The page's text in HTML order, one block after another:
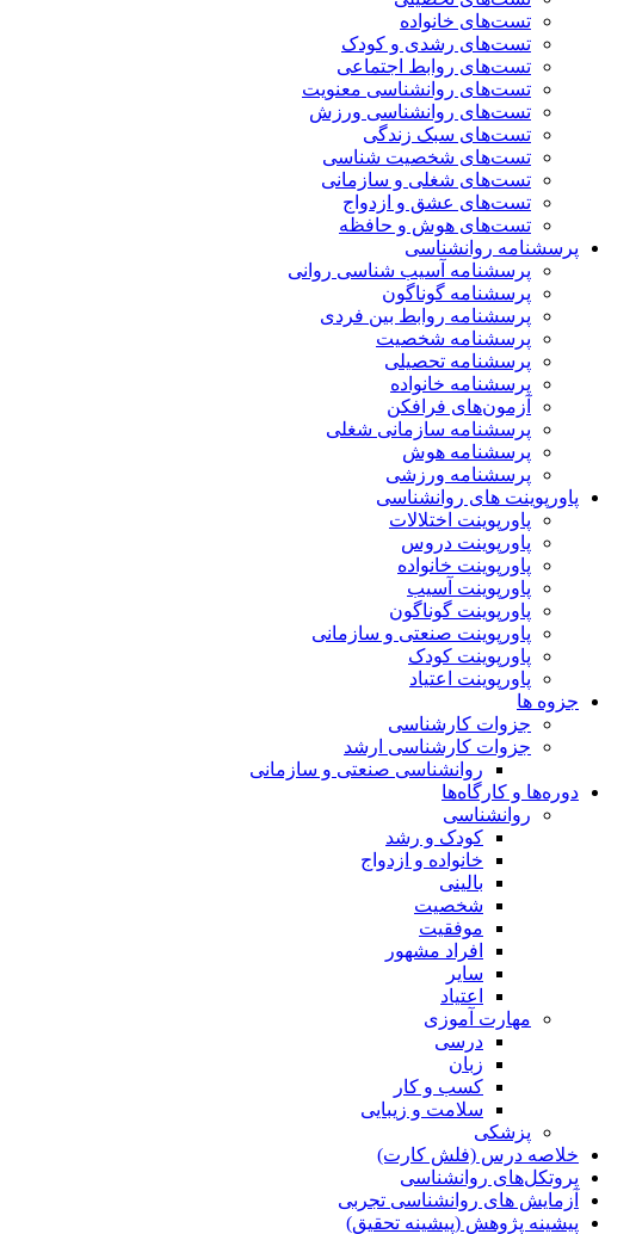
تست‌های خانواده
تست‌های رشدی و کودک
تست‌های روابط اجتماعی
تست‌های روانشناسی معنویت
تست‌های روانشناسی ورزش
تست‌های سبک زندگی
تست‌های شخصیت شناسی
تست‌های شغلی و سازمانی
تست‌های عشق و ازدواج
تست‌های هوش و حافظه
پرسشنامه روانشناسی
پرسشنامه آسیب شناسی روانی
پرسشنامه گوناگون
پرسشنامه روابط بین فردی
پرسشنامه شخصیت
پرسشنامه تحصیلی
پرسشنامه خانواده
آزمون‌های فرافکن
پرسشنامه سازمانی شغلی
پرسشنامه هوش
پرسشنامه ورزشی
پاورپوینت های روانشناسی
پاورپوینت اختلالات
پاورپوینت دروس
پاورپوینت خانواده
پاورپوینت آسیب
پاورپوینت گوناگون
پاورپوینت صنعتی و سازمانی
پاورپوینت کودک
پاورپوینت اعتیاد
جزوه ها
جزوات کارشناسی
جزوات کارشناسی ارشد
روانشناسی صنعتی و سازمانی
دوره‌ها و کارگاه‌ها
روانشناسی
کودک و رشد
خانواده و ازدواج
بالینی
شخصیت
موفقیت
افراد مشهور
سایر
اعتیاد
مهارت آموزی
درسی
زبان
کسب و کار
سلامت و زیبایی
پزشکی
خلاصه درس (فلش کارت)
پروتکل‌های روانشناسی
آزمایش های روانشناسی تجربی
پیشینه پژوهش (پیشینه تحقیق)